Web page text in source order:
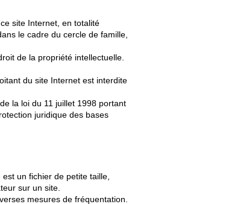
site Internet, en totalité
le cadre du cercle de famille,
de la propriété intellectuelle.
du site Internet est interdite
la loi du 11 juillet 1998 portant
juridique des bases
un fichier de petite taille,
sur un site.
mesures de fréquentation.